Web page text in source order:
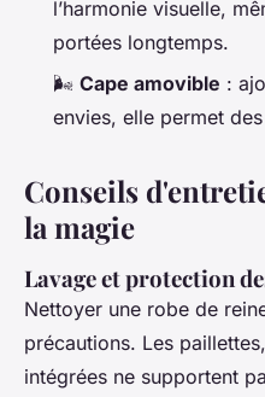
l’harmonie visuelle,
portées longtemps.
🌬️ Cape amovible :
envies, elle permet
Conseils
la magie
Lavage et protection
Nettoyer une robe de
précautions. Les
intégrées ne supportent